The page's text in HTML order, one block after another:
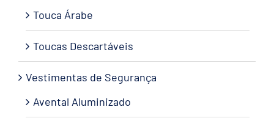
Touca Árabe
Toucas Descartáveis
Vestimentas de Segurança
Avental Aluminizado